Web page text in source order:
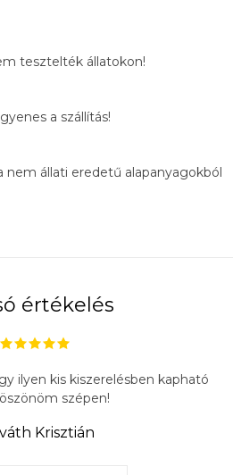
tesztelték állatokon!
a szállítás!
nem állati eredetű alapanyagokból
értékelés
ilyen kis kiszerelésben kapható
szépen!
Krisztián